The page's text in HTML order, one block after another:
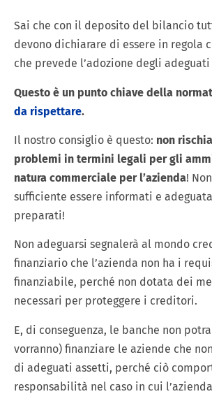
Sai che con il deposito del bilancio
devono dichiarare di essere in regola
che prevede l’adozione degli
Questo è un punto chiave della
da rispettare.
Il nostro consiglio è questo: non
problemi in termini legali per gli
natura commerciale per l’azienda!
sufficiente essere informati e
preparati!
Non adeguarsi segnalerà al mondo
finanziario che l’azienda non ha i
finanziabile, perché non dotata dei
necessari per proteggere i creditori.
E, di conseguenza, le banche non
vorranno) finanziare le aziende che
di adeguati assetti, perché ciò
responsabilità nel caso in cui